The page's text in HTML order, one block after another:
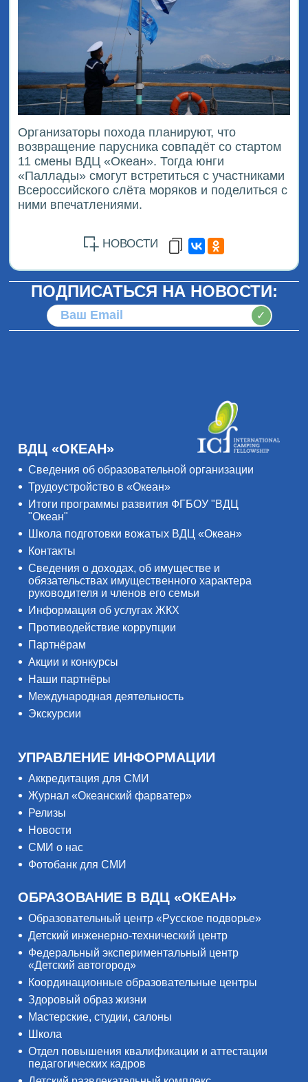
Организаторы похода планируют, что
возвращение парусника совпадёт со стартом
11 смены ВДЦ «Океан». Тогда юнги
«Паллады» смогут встретиться с участниками
Всероссийского слёта моряков и поделиться с
ними впечатлениями.
НОВОСТИ
ПОДПИСАТЬСЯ НА НОВОСТИ:
✓
ВДЦ «ОКЕАН»
Сведения об образовательной организации
Трудоустройство в «Океан»
Итоги программы развития ФГБОУ "ВДЦ
"Океан"
Школа подготовки вожатых ВДЦ «Океан»
Контакты
Сведения о доходах, об имуществе и
обязательствах имущественного характера
руководителя и членов его семьи
Информация об услугах ЖКХ
Противодействие коррупции
Партнёрам
Акции и конкурсы
Наши партнёры
Международная деятельность
Экскурсии
УПРАВЛЕНИЕ ИНФОРМАЦИИ
Аккредитация для СМИ
Журнал «Океанский фарватер»
Релизы
Новости
СМИ о нас
Фотобанк для СМИ
ОБРАЗОВАНИЕ В ВДЦ «ОКЕАН»
Образовательный центр «Русское подворье»
Детский инженерно-технический центр
Федеральный экспериментальный центр
«Детский автогород»
Координационные образовательные центры
Здоровый образ жизни
Мастерские, студии, салоны
Школа
Отдел повышения квалификации и аттестации
педагогических кадров